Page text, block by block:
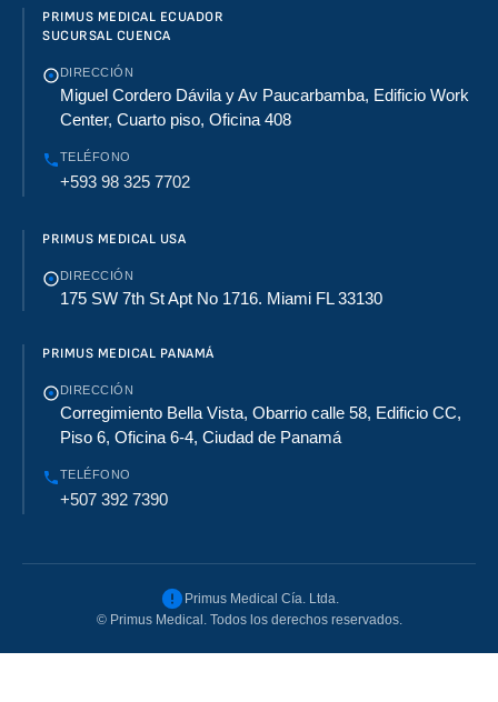
PRIMUS MEDICAL ECUADOR
SUCURSAL CUENCA
DIRECCIÓN
Miguel Cordero Dávila y Av Paucarbamba, Edificio Work
Center, Cuarto piso, Oficina 408
TELÉFONO
+593 98 325 7702
PRIMUS MEDICAL USA
DIRECCIÓN
175 SW 7th St Apt No 1716. Miami FL 33130
PRIMUS MEDICAL PANAMÁ
DIRECCIÓN
Corregimiento Bella Vista, Obarrio calle 58, Edificio CC,
Piso 6, Oficina 6-4, Ciudad de Panamá
TELÉFONO
+507 392 7390
Primus Medical Cía. Ltda.
© Primus Medical. Todos los derechos reservados.